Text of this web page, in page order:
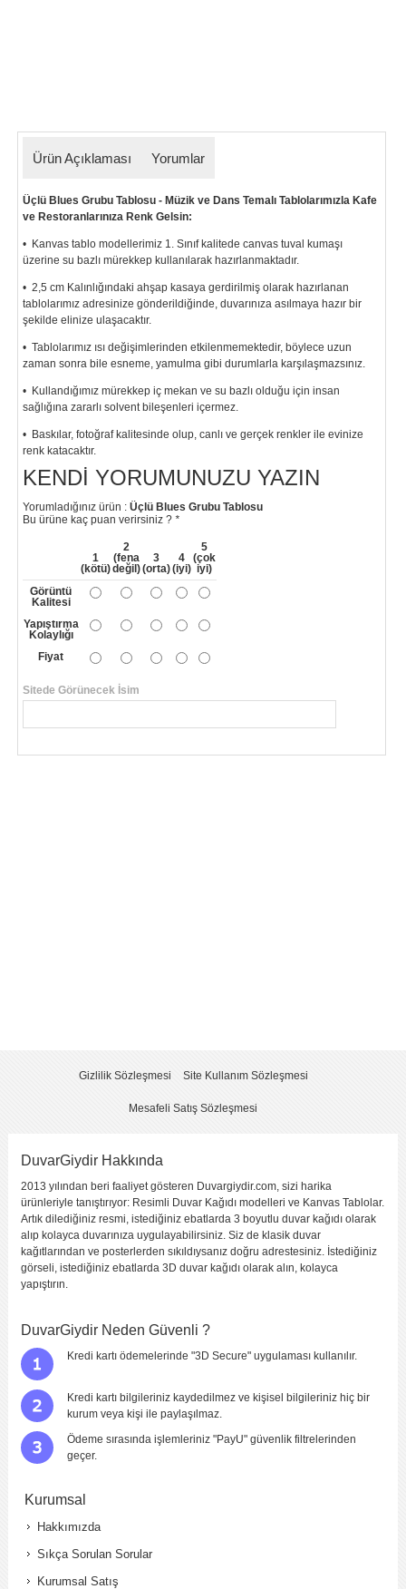
Ürün Açıklaması Yorumlar
Üçlü Blues Grubu Tablosu - Müzik ve Dans Temalı Tablolarımızla Kafe
ve Restoranlarınıza Renk Gelsin:
• Kanvas tablo modellerimiz 1. Sınıf kalitede canvas tuval kumaşı
üzerine su bazlı mürekkep kullanılarak hazırlanmaktadır.
• 2,5 cm Kalınlığındaki ahşap kasaya gerdirilmiş olarak hazırlanan
tablolarımız adresinize gönderildiğinde, duvarınıza asılmaya hazır bir
şekilde elinize ulaşacaktır.
• Tablolarımız ısı değişimlerinden etkilenmemektedir, böylece uzun
zaman sonra bile esneme, yamulma gibi durumlarla karşılaşmazsınız.
• Kullandığımız mürekkep iç mekan ve su bazlı olduğu için insan
sağlığına zararlı solvent bileşenleri içermez.
• Baskılar, fotoğraf kalitesinde olup, canlı ve gerçek renkler ile evinize
renk katacaktır.
KENDI YORUMUNUZU YAZIN
Yorumladığınız ürün : Üçlü Blues Grubu Tablosu
Bu ürüne kaç puan verirsiniz ? *
1
(kötü)
2
(fena
değil)
3
(orta)
4
(iyi)
5
(çok
iyi)
Görüntü
Kalitesi
Yapıştırma
Kolaylığı
Fiyat
Sitede Görünecek İsim
Gizlilik Sözleşmesi Site Kullanım Sözleşmesi
Mesafeli Satış Sözleşmesi
DuvarGiydir Hakkında
2013 yılından beri faaliyet gösteren Duvargiydir.com, sizi harika
ürünleriyle tanıştırıyor: Resimli Duvar Kağıdı modelleri ve Kanvas Tablolar.
Artık dilediğiniz resmi, istediğiniz ebatlarda 3 boyutlu duvar kağıdı olarak
alıp kolayca duvarınıza uygulayabilirsiniz. Siz de klasik duvar
kağıtlarından ve posterlerden sıkıldıysanız doğru adrestesiniz. İstediğiniz
görseli, istediğiniz ebatlarda 3D duvar kağıdı olarak alın, kolayca
yapıştırın.
DuvarGiydir Neden Güvenli ?
Kredi kartı ödemelerinde "3D Secure" uygulaması kullanılır.
Kredi kartı bilgileriniz kaydedilmez ve kişisel bilgileriniz hiç bir
kurum veya kişi ile paylaşılmaz.
Ödeme sırasında işlemleriniz "PayU" güvenlik filtrelerinden
geçer.
Kurumsal
Hakkımızda
Sıkça Sorulan Sorular
Kurumsal Satış